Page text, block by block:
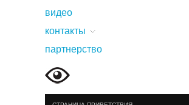
видео
контакты
партнерство